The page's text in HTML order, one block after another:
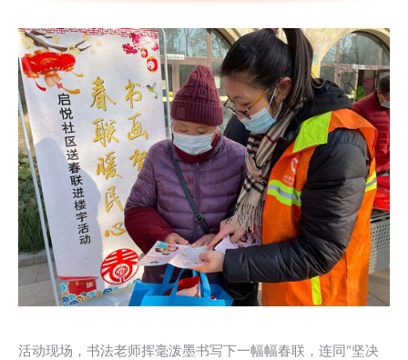
活动现场，书法老师挥毫泼墨书写下一幅幅春联，连同“坚决